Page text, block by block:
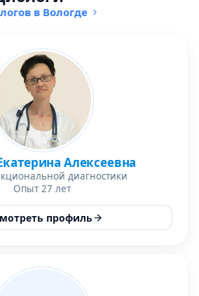
в Вологде
Алексеевна
диагностики
Опыт 27 лет
профиль